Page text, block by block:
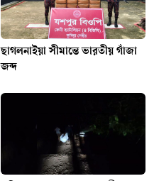
ছাগলনাইয়া সীমান্তে ভারতীয় গাঁজা
জব্দ